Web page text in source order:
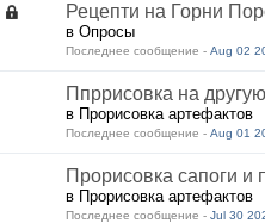
Рецепти на Горни
в Опросы
Последнее сообщение - Aug 02
Ппррисовка на
в Прорисовка артефактов
Последнее сообщение - Aug 01
Прорисовка сапоги и
в Прорисовка артефактов
Последнее сообщение - Jul 30